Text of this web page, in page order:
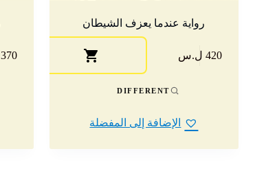
رواية عندما يعزف الشيطان
420 ل.س
DIFFERENT
الإضافة إلى المفضلة
370 ل.س